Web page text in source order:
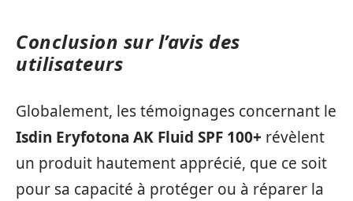
Conclusion sur l’avis des
utilisateurs
Globalement, les témoignages concernant le
Isdin Eryfotona AK Fluid SPF 100+ révèlent
un produit hautement apprécié, que ce soit
pour sa capacité à protéger ou à réparer la